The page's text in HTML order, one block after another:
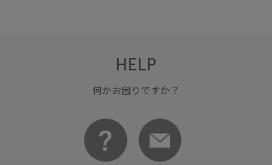
HELP
何かお困りですか？